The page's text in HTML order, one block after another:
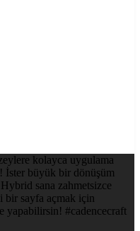
kolayca uygulama
İster büyük bir dönüşüm
sana zahmetsizce
bir sayfa açmak için
yapabilirsin! #cadencecraft